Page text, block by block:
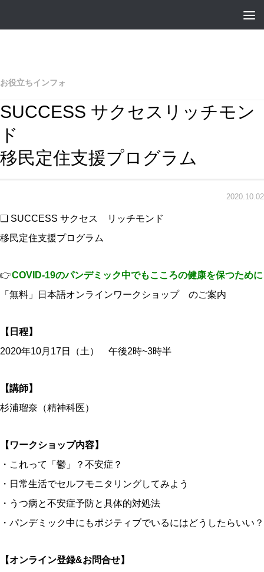
お役立ちインフォ
SUCCESS サクセスリッチモン
ド
移民定住支援プログラム
2020.10.02
❏ SUCCESS サクセス リッチモンド
移民定住支援プログラム
👉COVID-19のパンデミック中でもこころの健康を保つために
「無料」日本語オンラインワークショップ のご案内
【日程】
2020年10月17日（土） 午後2時~3時半
【講師】
杉浦瑠奈（精神科医）
【ワークショップ内容】
・これって「鬱」？不安症？
・日常生活でセルフモニタリングしてみよう
・うつ病と不安症予防と具体的対処法
・パンデミック中にもポジティブでいるにはどうしたらいい？
【オンライン登録&お問合せ】